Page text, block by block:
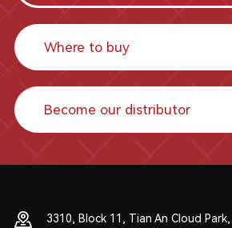
Where to buy
Become our distributor
3310, Block 11, Tian An Cloud